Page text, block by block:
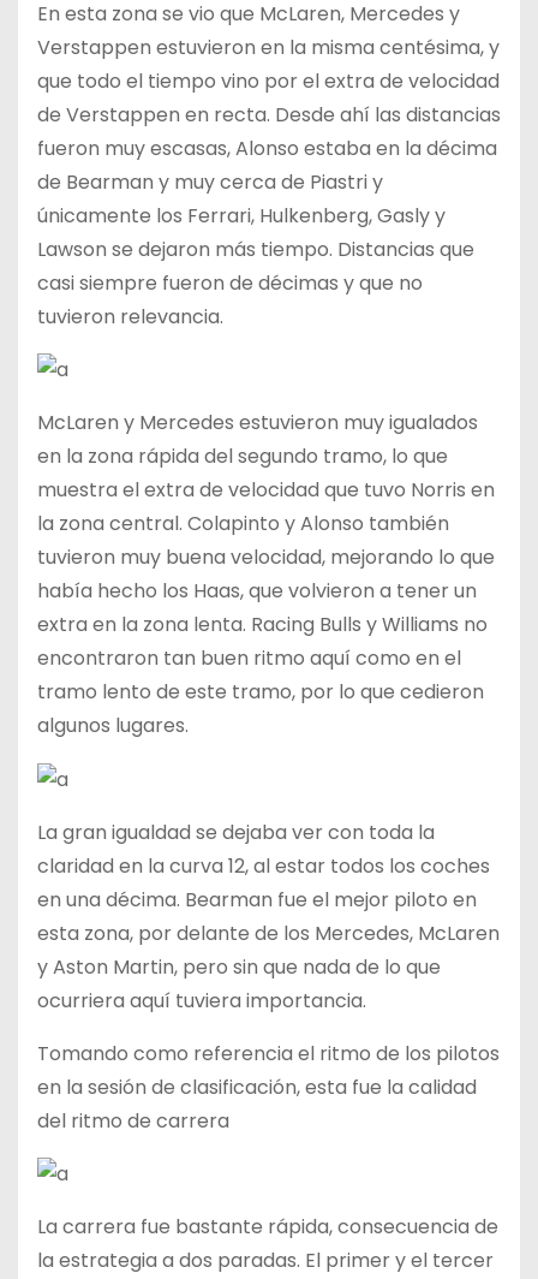
En esta zona se vio que McLaren, Mercedes y
Verstappen estuvieron en la misma centésima, y
que todo el tiempo vino por el extra de velocidad
de Verstappen en recta. Desde ahí las distancias
fueron muy escasas, Alonso estaba en la décima
de Bearman y muy cerca de Piastri y
únicamente los Ferrari, Hulkenberg, Gasly y
Lawson se dejaron más tiempo. Distancias que
casi siempre fueron de décimas y que no
tuvieron relevancia.
McLaren y Mercedes estuvieron muy igualados
en la zona rápida del segundo tramo, lo que
muestra el extra de velocidad que tuvo Norris en
la zona central. Colapinto y Alonso también
tuvieron muy buena velocidad, mejorando lo que
había hecho los Haas, que volvieron a tener un
extra en la zona lenta. Racing Bulls y Williams no
encontraron tan buen ritmo aquí como en el
tramo lento de este tramo, por lo que cedieron
algunos lugares.
La gran igualdad se dejaba ver con toda la
claridad en la curva 12, al estar todos los coches
en una décima. Bearman fue el mejor piloto en
esta zona, por delante de los Mercedes, McLaren
y Aston Martin, pero sin que nada de lo que
ocurriera aquí tuviera importancia.
Tomando como referencia el ritmo de los pilotos
en la sesión de clasificación, esta fue la calidad
del ritmo de carrera
La carrera fue bastante rápida, consecuencia de
la estrategia a dos paradas. El primer y el tercer